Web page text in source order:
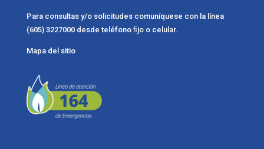
Para consultas y/o solicitudes comuníquese con la línea
(605) 3227000 desde teléfono ﬁjo o celular.
Mapa del sitio